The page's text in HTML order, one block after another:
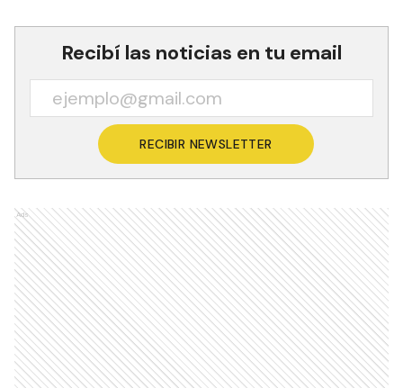
Recibí las noticias en tu email
RECIBIR NEWSLETTER
Ads